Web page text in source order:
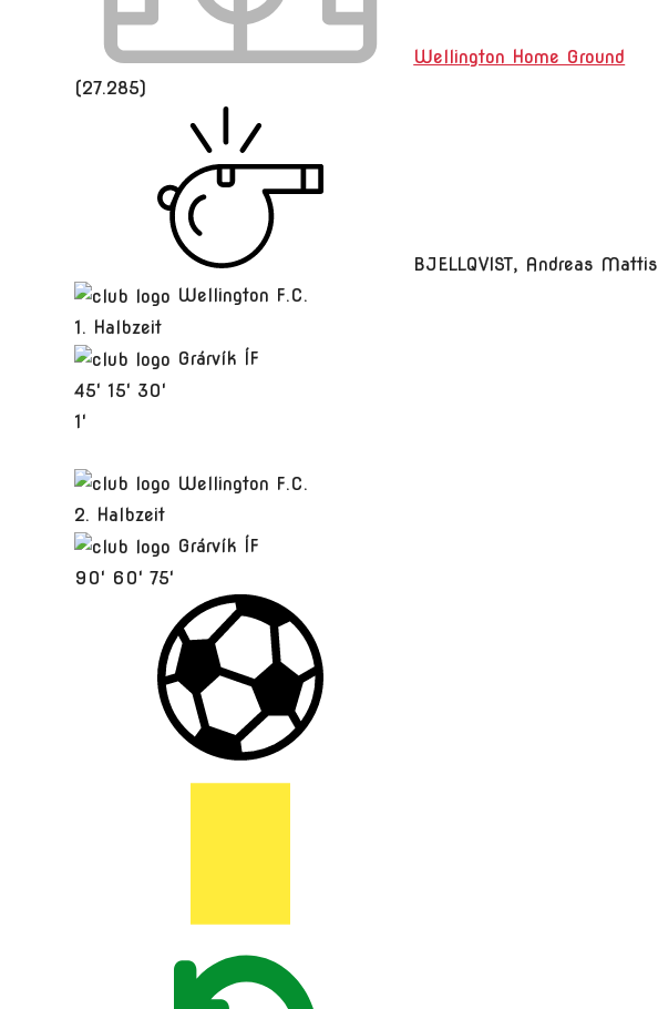
Wellington Home Ground
(27.285)
BJELLQVIST, Andreas Mattis
Wellington F.C.
1. Halbzeit
Grárvík ÍF
45' 15' 30'
1'
Wellington F.C.
2. Halbzeit
Grárvík ÍF
90' 60' 75'